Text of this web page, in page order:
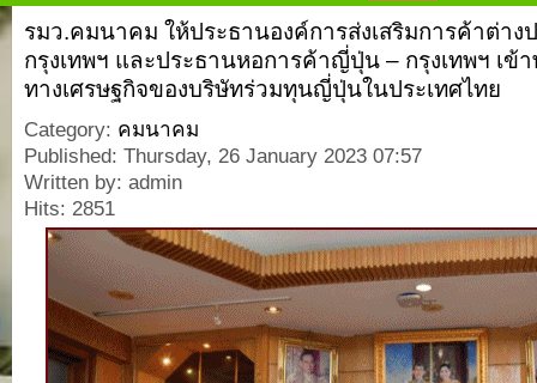
รมว.คมนาคม ให้ประธานองค์การส่งเสริมการค้าต่าง
กรุงเทพฯ และประธานหอการค้าญี่ปุ่น – กรุงเทพฯ เข้
ทางเศรษฐกิจของบริษัทร่วมทุนญี่ปุ่นในประเทศไทย
Category: คมนาคม
Published: Thursday, 26 January 2023 07:57
Written by: admin
Hits: 2851